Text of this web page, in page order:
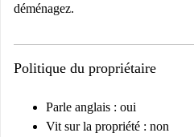
déménagez.
Politique du propriétaire
Parle anglais : oui
Vit sur la propriété : non